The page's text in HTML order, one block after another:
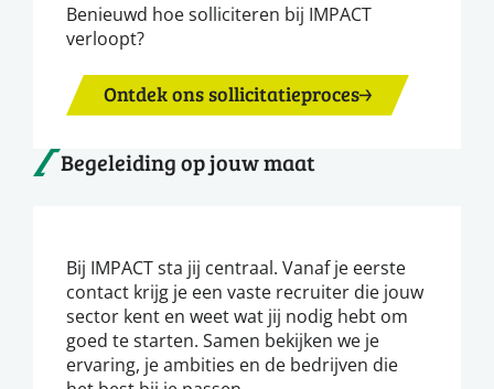
Benieuwd hoe solliciteren bij IMPACT
verloopt?
Ontdek ons sollicitatieproces
Begeleiding op jouw maat
Bij IMPACT sta jij centraal. Vanaf je eerste
contact krijg je een vaste recruiter die jouw
sector kent en weet wat jij nodig hebt om
goed te starten. Samen bekijken we je
ervaring, je ambities en de bedrijven die